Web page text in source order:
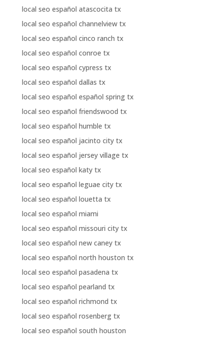
local seo español atascocita tx
local seo español channelview tx
local seo español cinco ranch tx
local seo español conroe tx
local seo español cypress tx
local seo español dallas tx
local seo español español spring tx
local seo español friendswood tx
local seo español humble tx
local seo español jacinto city tx
local seo español jersey village tx
local seo español katy tx
local seo español leguae city tx
local seo español louetta tx
local seo español miami
local seo español missouri city tx
local seo español new caney tx
local seo español north houston tx
local seo español pasadena tx
local seo español pearland tx
local seo español richmond tx
local seo español rosenberg tx
local seo español south houston